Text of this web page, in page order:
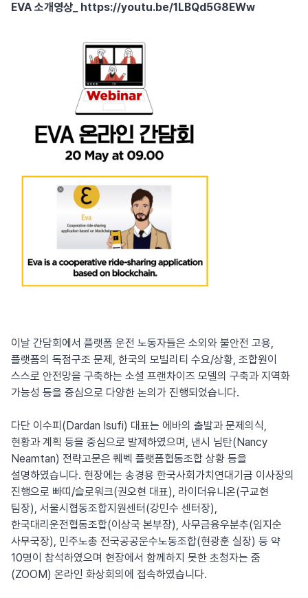
EVA 소개영상_ https://youtu.be/1LBQd5G8EWw
이날 간담회에서 플랫폼 운전 노동자들은 소외와 불안전 고용,
플랫폼의 독점구조 문제, 한국의 모빌리티 수요/상황, 조합원이
스스로 안전망을 구축하는 소셜 프랜차이즈 모델의 구축과 지역화
가능성 등을 중심으로 다양한 논의가 진행되었습니다.
다단 이수피(Dardan Isufi) 대표는 에바의 출발과 문제의식,
현황과 계획 등을 중심으로 발제하였으며, 낸시 님탄(Nancy
Neamtan) 전략고문은 퀘벡 플랫폼협동조합 상황 등을
설명하였습니다. 현장에는 송경용 한국사회가치연대기금 이사장의
진행으로 빠띠/슬로워크(권오현 대표), 라이더유니온(구교현
팀장), 서울시협동조합지원센터(강민수 센터장),
한국대리운전협동조합(이상국 본부장), 사무금융우분추(임지순
사무국장), 민주노총 전국공공운수노동조합(현광훈 실장) 등 약
10명이 참석하였으며 현장에서 함께하지 못한 초청자는 줌
(ZOOM) 온라인 화상회의에 접속하였습니다.